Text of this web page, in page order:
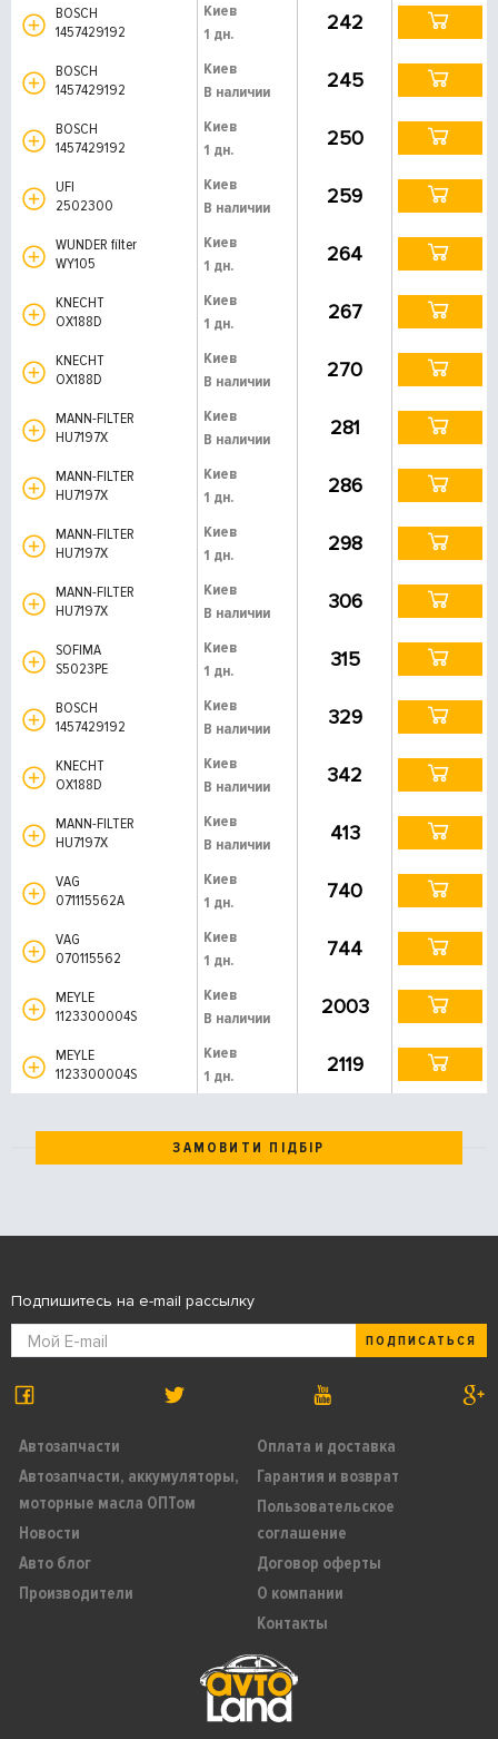
BOSCH
1457429192
Киев
1 дн.
242
BOSCH
1457429192
Киев
В наличии
245
BOSCH
1457429192
Киев
1 дн.
250
UFI
2502300
Киев
В наличии
259
WUNDER filter
WY105
Киев
1 дн.
264
KNECHT
OX188D
Киев
1 дн.
267
KNECHT
OX188D
Киев
В наличии
270
MANN-FILTER
HU7197X
Киев
В наличии
281
MANN-FILTER
HU7197X
Киев
1 дн.
286
MANN-FILTER
HU7197X
Киев
1 дн.
298
MANN-FILTER
HU7197X
Киев
В наличии
306
SOFIMA
S5023PE
Киев
1 дн.
315
BOSCH
1457429192
Киев
В наличии
329
KNECHT
OX188D
Киев
В наличии
342
MANN-FILTER
HU7197X
Киев
В наличии
413
VAG
071115562A
Киев
1 дн.
740
VAG
070115562
Киев
1 дн.
744
MEYLE
1123300004S
Киев
В наличии
2003
MEYLE
1123300004S
Киев
1 дн.
2119
ЗАМОВИТИ ПІДБІР
Автозапчасти
Автозапчасти, аккумуляторы,
моторные масла ОПТом
Новости
Авто блог
Производители
Оплата и доставка
Гарантия и возврат
Пользовательское
соглашение
Договор оферты
О компании
Контакты
Подпишитесь на e-mail рассылку
ПОДПИСАТЬСЯ